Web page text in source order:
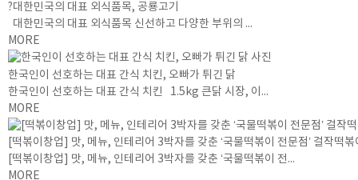
?대한민국의 대표 외식품목, 공룡고기
대한민국의 대표 외식품목 신선하고 다양한 부위의 ...
MORE
한국인이 선호하는 대표 간식 치킨, 오빠가 튀긴 닭
한국인이 선호하는 대표 간식 치킨 1.5kg 큰닭 시장, 이...
MORE
[떡볶이창업] 맛, 메뉴, 인테리어 3박자를 갖춘 ‘국물떡볶이 전문점’ 걸작떡볶
[떡볶이창업] 맛, 메뉴, 인테리어 3박자를 갖춘 ‘국물떡볶이 전...
MORE